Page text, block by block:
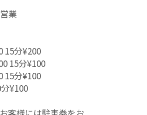
業
15分¥200
15分¥100
15分¥100
¥100